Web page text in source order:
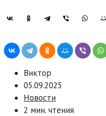
Виктор
05.09.2025
Новости
2 мин. чтения